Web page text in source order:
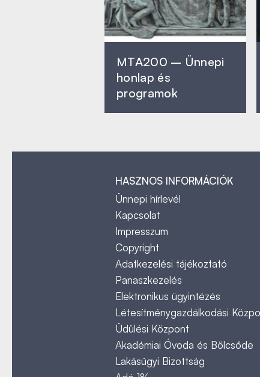
MTA200 – Ünnepi
honlap és
programok
HASZNOS INFORMÁCIÓK
Ünnepi hírlevél
Kapcsolat
Impresszum
Copyright
Adatkezelési tájékoztató
Panaszkezelés
Elektronikus ügyintézés
Létesítménygazdálkodási
Üdülési Központ
Akadémiai Óvoda és Bölcsőde
Lakásügyi Bizottság